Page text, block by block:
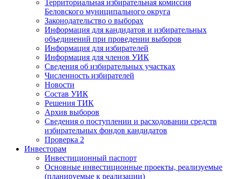
Территориальная избирательная комиссия
Беловского муниципального округа
Законодательство о выборах
Информация для кандидатов и избирательных
объединений при проведении выборов
Информация для избирателей
Информация для членов УИК
Сведения об избирательных участках
Численность избирателей
Новости
Состав УИК
Решения ТИК
Архив выборов
Сведения о поступлении и расходовании средств
избирательных фондов кандидатов
Проверка 2
Инвесторам
Инвестиционный паспорт
Основные инвестиционные проекты, реализуемые
(планируемые к реализации)